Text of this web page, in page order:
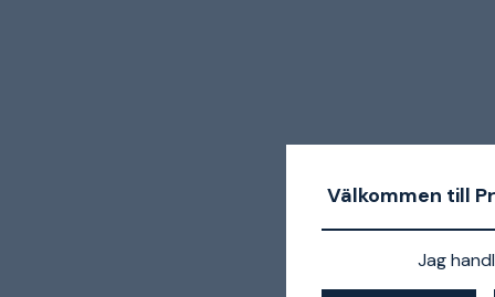
Välkommen till
Jag